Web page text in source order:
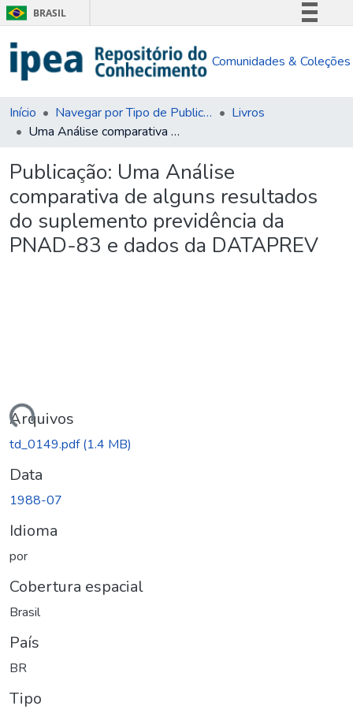
BRASIL
Comunica BR
Acesso à informação
Comunidades & Coleções
Início Navegar por Tipo de Publicação
Livros
Uma Análise comparativa de alguns resultados do suplemento previdência da PNAD-83 e dados da DATAPREV
Publicação: Uma Análise
comparativa de alguns resultados
do suplemento previdência da
PNAD-83 e dados da DATAPREV
Arquivos
td_0149.pdf(1.4 MB)
Data
1988-07
Idioma
por
Cobertura espacial
Brasil
País
BR
Tipo